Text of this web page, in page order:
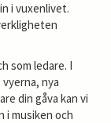
i vuxenlivet.
som ledare. I
nya
din gåva kan vi
i musiken och